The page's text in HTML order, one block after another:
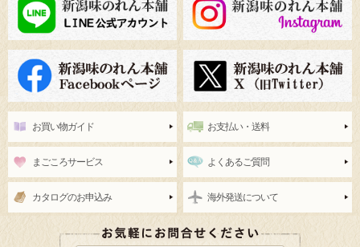
お買い物ガイド お支払い・送料
まごころサービス よくあるご質問
カタログのお申込み 海外発送について